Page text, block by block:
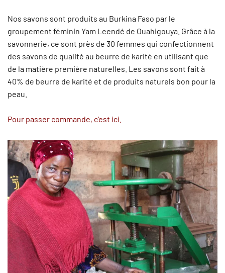
Nos savons sont produits au Burkina Faso par le
groupement féminin Yam Leendé de Ouahigouya. Grâce à la
savonnerie, ce sont près de 30 femmes qui confectionnent
des savons de qualité au beurre de karité en utilisant que
de la matière première naturelles. Les savons sont fait à
40% de beurre de karité et de produits naturels bon pour la
peau.
Pour passer commande, c'est ici.